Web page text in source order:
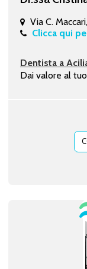
Via C.
Clicca qui
Dentista a
Dai valore al